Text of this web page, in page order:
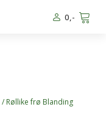
0,-
/ Røllike frø Blanding